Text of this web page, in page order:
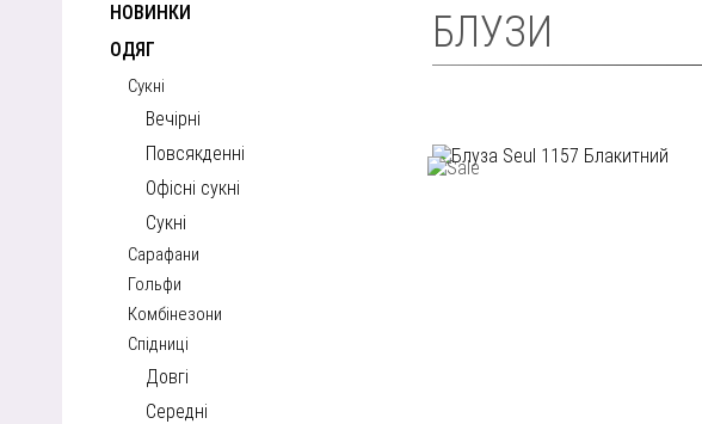
НОВИНКИ
ОДЯГ
Сукні
Вечірні
Повсякденні
Офісні сукні
Сукні
Сарафани
Гольфи
Комбінезони
Спідниці
Довгі
Середні
БЛУЗИ